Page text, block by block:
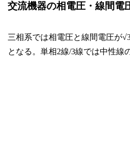
交流機器の相電圧・線間電
三相系では相電圧と線間電圧が
となる。単相2線/3線では中性線